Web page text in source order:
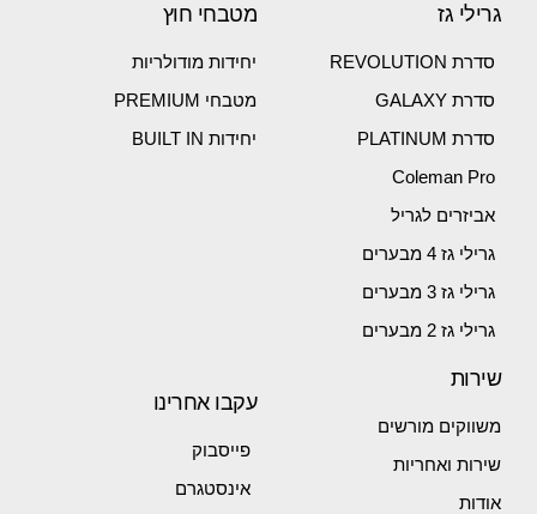
גרילי גז
סדרת REVOLUTION
סדרת GALAXY
סדרת PLATINUM
Coleman Pro
אביזרים לגריל
גרילי גז 4 מבערים
גרילי גז 3 מבערים
גרילי גז 2 מבערים
מטבחי חוץ
יחידות מודולריות
מטבחי PREMIUM
יחידות BUILT IN
שירות
משווקים מורשים
שירות ואחריות
אודות
עקבו אחרינו
פייסבוק
אינסטגרם